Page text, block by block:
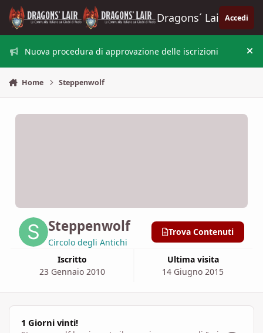
Vai al contenuto
Dragons´ Lair Accedi
Nuova procedura di approvazione delle iscrizioni
Home Steppenwolf
Steppenwolf
Circolo degli Antichi
Iscritto
23 Gennaio 2010
Ultima visita
14 Giugno 2015
Trova Contenuti
1 Giorni vinti!
1 Giorni vinti!